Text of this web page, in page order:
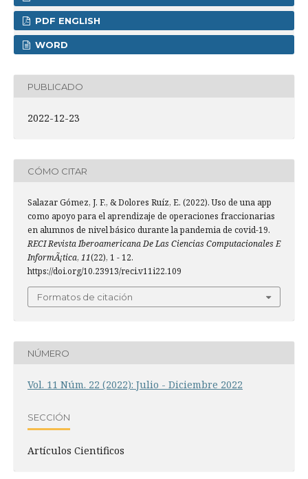
PDF ENGLISH
WORD
PUBLICADO
2022-12-23
CÓMO CITAR
Salazar Gómez, J. F., & Dolores Ruíz, E. (2022). Uso de una app
como apoyo para el aprendizaje de operaciones fraccionarias
en alumnos de nivel básico durante la pandemia de covid-19.
RECI Revista Iberoamericana De Las Ciencias Computacionales E
InformÃ¡tica, 11(22), 1 - 12.
https://doi.org/10.23913/reci.v11i22.109
Formatos de citación
NÚMERO
Vol. 11 Núm. 22 (2022): Julio - Diciembre 2022
SECCIÓN
Artículos Cientificos